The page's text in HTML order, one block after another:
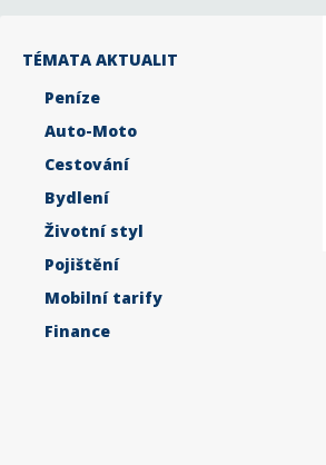
TÉMATA AKTUALIT
Peníze
Auto-Moto
Cestování
Bydlení
Životní styl
Pojištění
Mobilní tarify
Finance